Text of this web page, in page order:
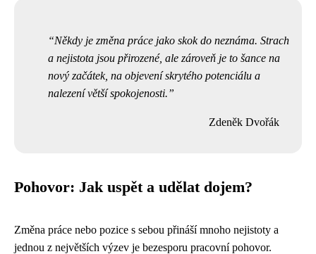
Někdy je změna práce jako skok do neznáma. Strach
a nejistota jsou přirozené, ale zároveň je to šance na
nový začátek, na objevení skrytého potenciálu a
nalezení větší spokojenosti.
Zdeněk Dvořák
Pohovor: Jak uspět a udělat dojem?
Změna práce nebo pozice s sebou přináší mnoho nejistoty a
jednou z největších výzev je bezesporu pracovní pohovor.